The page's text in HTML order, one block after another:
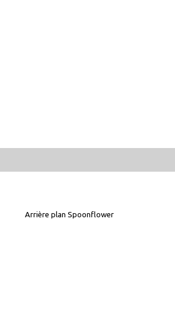
Arrière plan Spoonflower